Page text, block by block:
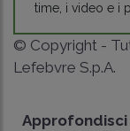
time, i video e i
© Copyright -
Lefebvre S.p.A.
Approfondisci